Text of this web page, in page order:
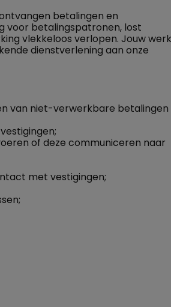
betalingen en
voor betalingspatronen, lost
vlekkeloos verlopen. Jouw werk
dienstverlening aan onze
van niet-verwerkbare betalingen
of deze communiceren naar
met vestigingen;